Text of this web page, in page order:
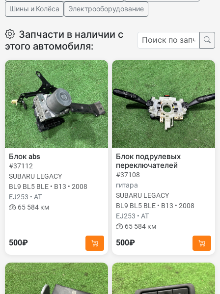
Шины и Колёса
Электрооборудование
Запчасти в наличии с
этого автомобиля:
Блок abs
#37112
SUBARU LEGACY
BL9 BL5 BLE • B13 • 2008
EJ253 • AT
65 584 км
500₽
Блок подрулевых
переключателей
#37108
гитара
SUBARU LEGACY
BL9 BL5 BLE • B13 • 2008
EJ253 • AT
65 584 км
500₽